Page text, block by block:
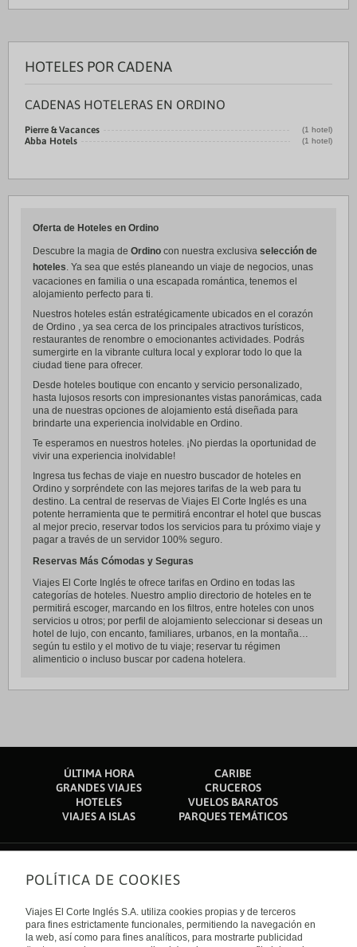
HOTELES POR CADENA
CADENAS HOTELERAS EN ORDINO
Pierre & Vacances (1 hotel)
Abba Hotels (1 hotel)
Oferta de Hoteles en Ordino
Descubre la magia de Ordino con nuestra exclusiva selección de
hoteles. Ya sea que estés planeando un viaje de negocios, unas
vacaciones en familia o una escapada romántica, tenemos el
alojamiento perfecto para ti.
Nuestros hoteles están estratégicamente ubicados en el corazón
de Ordino , ya sea cerca de los principales atractivos turísticos,
restaurantes de renombre o emocionantes actividades. Podrás
sumergirte en la vibrante cultura local y explorar todo lo que la
ciudad tiene para ofrecer.
Desde hoteles boutique con encanto y servicio personalizado,
hasta lujosos resorts con impresionantes vistas panorámicas, cada
una de nuestras opciones de alojamiento está diseñada para
brindarte una experiencia inolvidable en Ordino.
Te esperamos en nuestros hoteles. ¡No pierdas la oportunidad de
vivir una experiencia inolvidable!
Ingresa tus fechas de viaje en nuestro buscador de hoteles en
Ordino y sorpréndete con las mejores tarifas de la web para tu
destino. La central de reservas de Viajes El Corte Inglés es una
potente herramienta que te permitirá encontrar el hotel que buscas
al mejor precio, reservar todos los servicios para tu próximo viaje y
pagar a través de un servidor 100% seguro.
Reservas Más Cómodas y Seguras
Viajes El Corte Inglés te ofrece tarifas en Ordino en todas las
categorías de hoteles. Nuestro amplio directorio de hoteles en te
permitirá escoger, marcando en los filtros, entre hoteles con unos
servicios u otros; por perfil de alojamiento seleccionar si deseas un
hotel de lujo, con encanto, familiares, urbanos, en la montaña…
según tu estilo y el motivo de tu viaje; reservar tu régimen
alimenticio o incluso buscar por cadena hotelera.
ÚLTIMA HORA
CARIBE
GRANDES VIAJES
CRUCEROS
HOTELES
VUELOS BARATOS
VIAJES A ISLAS
PARQUES TEMÁTICOS
Sobre nosotros
Quiénes somos
Financiación
Sostenibilidad
Enlaces de interés
POLÍTICA DE COOKIES
Viajes El Corte Inglés S.A. utiliza cookies propias y de terceros
para fines estrictamente funcionales, permitiendo la navegación en
la web, así como para fines analíticos, para mostrarte publicidad